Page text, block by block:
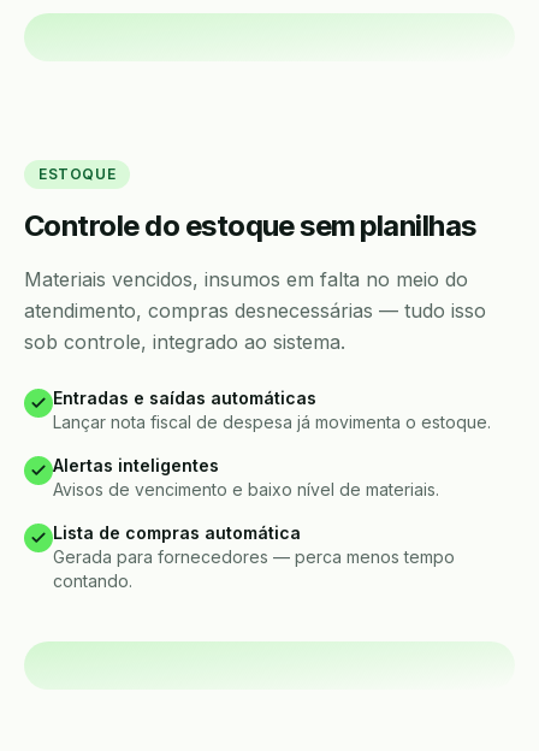
ESTOQUE
Controle do estoque sem planilhas
Materiais vencidos, insumos em falta no meio do
atendimento, compras desnecessárias — tudo isso
sob controle, integrado ao sistema.
Entradas e saídas automáticas
Lançar nota fiscal de despesa já movimenta o estoque.
Alertas inteligentes
Avisos de vencimento e baixo nível de materiais.
Lista de compras automática
Gerada para fornecedores — perca menos tempo
contando.